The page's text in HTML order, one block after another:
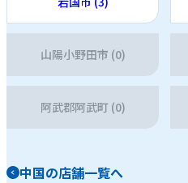
山陽小野田市 (0)
阿武郡阿武町 (0)
中国の店舗一覧へ